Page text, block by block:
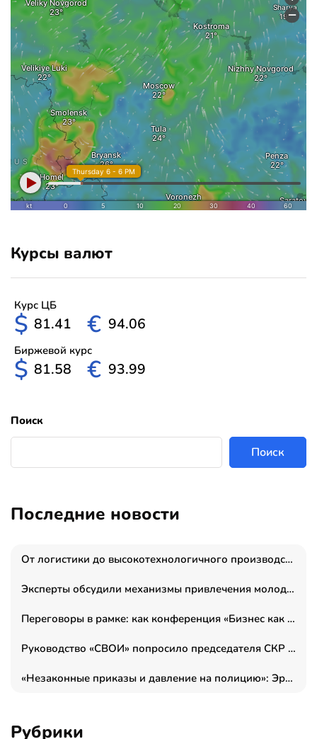
Курсы валют
Курс ЦБ
$ 81.41 € 94.06
Биржевой курс
$ 81.58 € 93.99
Поиск
Поиск
Последние новости
От логистики до высокотехнологичного производства: как основатель “гагаринга” выстраивает экосистему безопасности и гражданских БПЛА
Эксперты обсудили механизмы привлечения молодых специалистов в промышленные города
Переговоры в рамке: как конференция «Бизнес как искусство» переформатирует деловой этикет в стенах ТПП РФ
Руководство «СВОИ» попросило председателя СКР дать правовую оценку обысков в тыловом штабе
«Незаконные приказы и давление на полицию»: Эрнеста Султанова задержали у посольства Израиля во время одиночного пикета
Рубрики